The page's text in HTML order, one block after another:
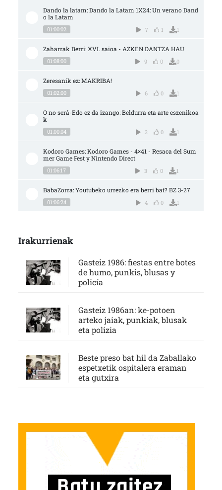
Dando la latam: Dando la Latam 1X24: Un verano Dand
o la Latam
01:00:02 7 1 1
Zaharrak Berri: XVI. saioa - AZKEN DANTZA HAU
01:08:00 9 0 0
Zeresanik ez: MAKRIBA!
01:02:00 6 0 1
O no será-Edo ez da izango: Beldurra eta arte eszenikoa
k
01:00:04 3 0 1
Kodoro Games: Kodoro Games - 4×41 - Resaca del Sum
mer Game Fest y Nintendo Direct
01:06:17 3 0 1
BabaZorra: Youtubeko urrezko era berri bat? BZ 3-27
01:06:24 4 0 1
Irakurrienak
Gasteiz 1986: fiestas entre botes
de humo, punkis, blusas y
policía
Gasteiz 1986an: ke-potoen
arteko jaiak, punkiak, blusak
eta polizia
Beste preso bat hil da Zaballako
espetxetik ospitalera eraman
eta gutxira